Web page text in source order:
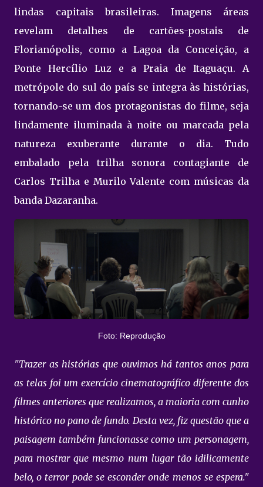
lindas capitais brasileiras. Imagens áreas
revelam detalhes de cartões-postais de
Florianópolis, como a Lagoa da Conceição, a
Ponte Hercílio Luz e a Praia de Itaguaçu. A
metrópole do sul do país se integra às histórias,
tornando-se um dos protagonistas do filme, seja
lindamente iluminada à noite ou marcada pela
natureza exuberante durante o dia. Tudo
embalado pela trilha sonora contagiante de
Carlos Trilha e Murilo Valente com músicas da
banda Dazaranha.
Foto: Reprodução
"Trazer as histórias que ouvimos há tantos anos para
as telas foi um exercício cinematográfico diferente dos
filmes anteriores que realizamos, a maioria com cunho
histórico no pano de fundo. Desta vez, fiz questão que a
paisagem também funcionasse como um personagem,
para mostrar que mesmo num lugar tão idilicamente
belo, o terror pode se esconder onde menos se espera."